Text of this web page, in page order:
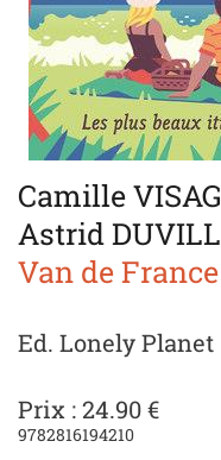
Camille
Astrid
Van de France
Ed. Lonely Planet
Prix : 24.90 €
9782816194210